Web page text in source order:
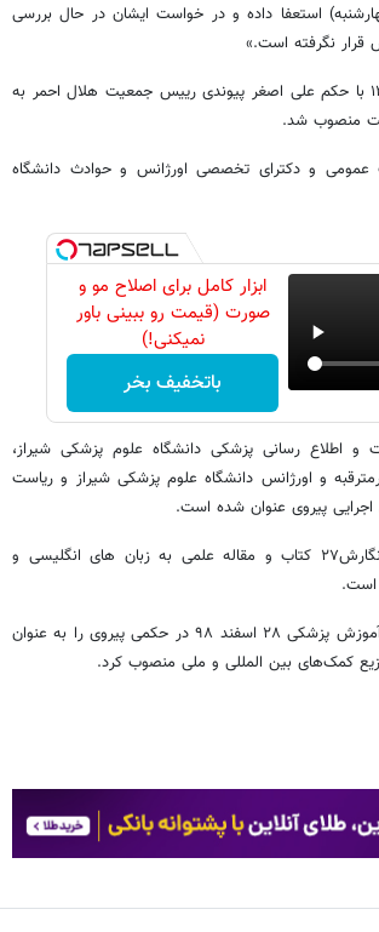
استعفا داده و در خواست ایشان در حال بررسی
قرار نگرفته است.»
پیروی ۱۹ آبان سال ۱۳۹۷ با حکم علی اصغر پیوندی رییس جمعیت هلال احمر به
منصوب شد.
و دکترای تخصصی اورژانس و حوادث دانشگاه
ابزار کامل برای اصلاح مو و
صورت (قیمت رو ببینی باور
نمیکنی!)
باتخفیف بخر
و اطلاع رسانی پزشکی دانشگاه علوم پزشکی شیراز،
و اورژانس دانشگاه علوم پزشکی شیراز و ریاست
اجرایی پیروی عنوان شده است.
وی همچنین تالیف و نگارش۲۷ کتاب و مقاله علمی به زبان های انگلیسی و
است.
وزیر بهداشت، درمان و آموزش پزشکی ۲۸ اسفند ۹۸ در حکمی پیروی را به عنوان
کمک‌های بین المللی و ملی منصوب کرد.